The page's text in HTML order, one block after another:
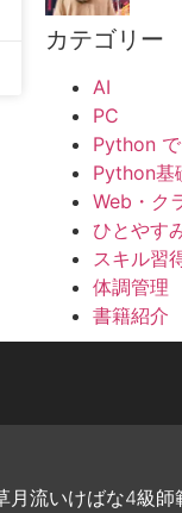
カテゴリー
AI
PC
Python で
Python基
Web・ク
ひとやす
スキル習
体調管理
書籍紹介
月流いけばな4級師